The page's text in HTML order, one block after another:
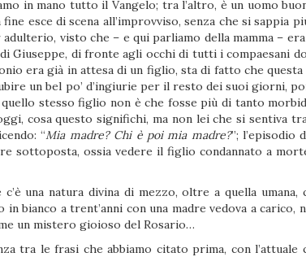
in mano tutto il Vangelo; tra l’altro, è un uomo
esce di scena all’improvviso, senza che si sappia
visto che – e qui parliamo della mamma –
Giuseppe, di fronte agli occhi di tutti i compaesani
era già in attesa di un figlio, sta di fatto che
un bel po’ d’ingiurie per il resto dei suoi giorni,
stesso figlio non è che fosse più di tanto
cosa questo significhi, ma non lei che si sentiva
“Mia madre? Chi è poi mia madre?”;
sottoposta, ossia vedere il figlio condannato a
una natura divina di mezzo, oltre a quella
bianco a trent’anni con una madre vedova a carico,
un mistero gioioso del Rosario…
tra le frasi che abbiamo citato prima, con